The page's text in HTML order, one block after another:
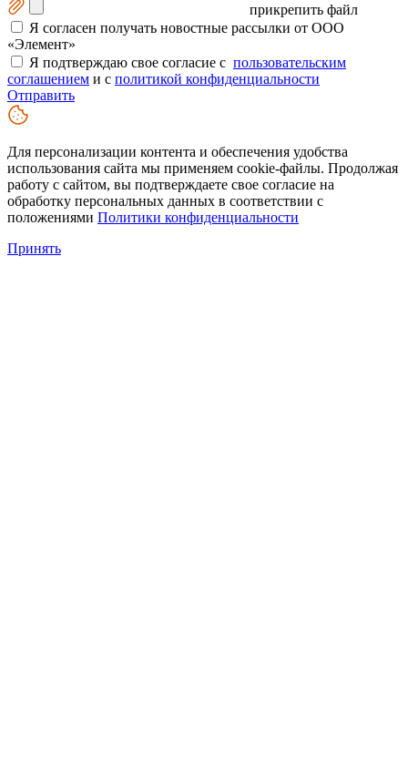
прикрепить файл
Я согласен получать новостные рассылки от ООО
«Элемент»
Я подтверждаю свое согласие с пользовательским
соглашением и с политикой конфиденциальности
Отправить
Для персонализации контента и обеспечения удобства
использования сайта мы применяем cookie-файлы. Продолжая
работу с сайтом, вы подтверждаете свое согласие на
обработку персональных данных в соответствии с
положениями Политики конфиденциальности
Принять